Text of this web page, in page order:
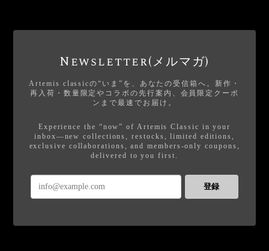
Newsletter(メルマガ)
Artemis classicの“いま”を、あなたの受信箱へ。新作・
再入荷・数量限定やコラボの先行案内、会員限定クーポ
ンまで最速でお届け。
Experience the “now” of Artemis Classic in your
inbox—new collections, restocks, limited editions,
exclusive collaborations, and members-only coupons,
delivered to you first.
登録